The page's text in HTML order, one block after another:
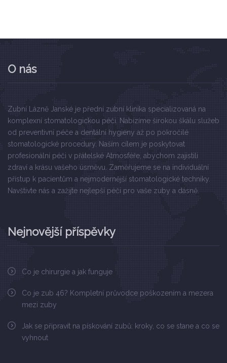
O nás
Zubní Lázně Janské je přední zubní klinika specializovaná na
komplexní stomatologickou péči. Nabízíme širokou škálu služeb
od preventivní péče a dentální hygieny až po pokročilé
stomatologické procedury. Naším cílem je poskytovat
profesionální péči v přátelské Atmosféře, abychom zajistili
zdraví a krásu vašeho úsměvu. Zaměřujeme se na individuální
přístup k pacientům a nejmodernější stomatologické techniky.
Navštivte nás a zažijte nejlepší péči pro vaše zuby a dásně.
Nejnovější příspěvky
Co je chirurgie a jak funguje
Co je zub 46? Kompletní průvodce poškozením a mezera
mezi zuby
Jak se připravit na pískování zubů: kroky, co se stane a co se
vyhnout